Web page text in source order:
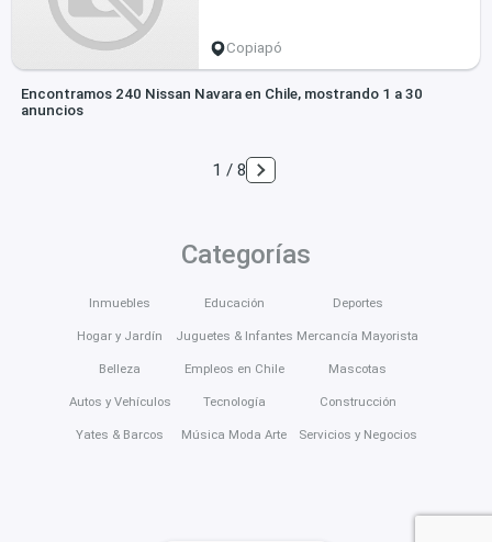
Copiapó
Encontramos 240 Nissan Navara en Chile, mostrando 1 a 30
anuncios
1 / 8
Categorías
Inmuebles
Hogar y Jardín
Belleza
Autos y Vehículos
Yates & Barcos
Educación
Juguetes & Infantes
Empleos en Chile
Tecnología
Música Moda Arte
Deportes
Mercancía Mayorista
Mascotas
Construcción
Servicios y Negocios